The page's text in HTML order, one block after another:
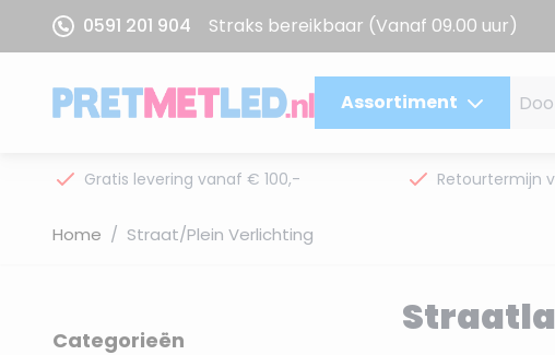
Ga naar de inhoud
0591 201 904 Straks bereikbaar (Vanaf 09.00 uur)
Assortiment
Gratis levering vanaf € 100,- Retourtermijn
Home / Straat/Plein Verlichting
Categorieën